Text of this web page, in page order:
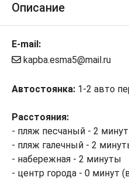
Описание
E-mail:
kapba.esma5@mail.ru
Автостоянка: 1-2 авто
Расстояния:
- пляж песчаный - 2
- пляж галечный - 2
- набережная - 2 минуты
- центр города - 0 минут